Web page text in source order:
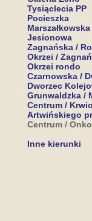
Tysiąclecia PP
Pocieszka
Jesionowa
Zagnańska /
Okrzei /
Okrzei rondo
Czarnowska /
Dworzec
Grunwaldzka /
Centrum /
Artwińskiego
Centrum /
Inne kierunki